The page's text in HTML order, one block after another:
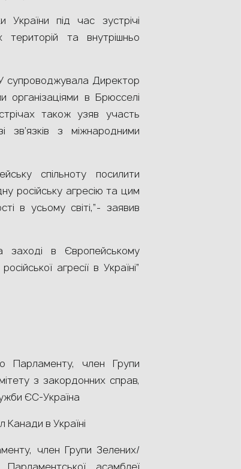
України під час зустрічі
та внутрішньо
супроводжувала Директор
організаціями в Брюсселі
також узяв участь
з міжнародними
спільноту посилити
російську агресію та цим
в усьому світі,”- заявив
в Європейському
агресії в Україні”
Парламенту, член Групи
з закордонних справ,
ЄС-Україна
в Україні
член Групи Зелених/